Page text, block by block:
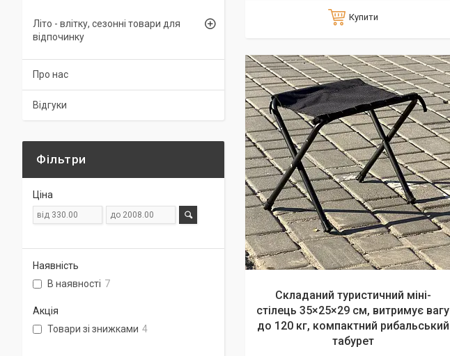
Купити
Складаний туристичний міні-
стілець 35×25×29 см, витримує вагу
до 120 кг, компактний рибальський
табурет
Літо - влітку, сезонні товари для
відпочинку
Про нас
Відгуки
Фільтри
Ціна
Наявність
В наявності 7
Акція
Товари зі знижками 4